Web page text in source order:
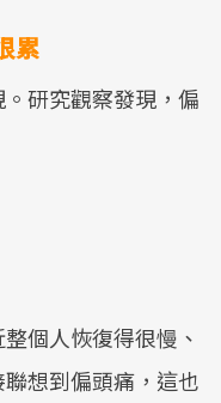
累
研究觀察發現，偏
個人恢復得很慢、
想到偏頭痛，這也